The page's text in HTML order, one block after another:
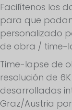
Facilítenos los
para que
personalizado
de obra / time-
Time-lapse de
resolución de
desarrolladas
Graz/Austria